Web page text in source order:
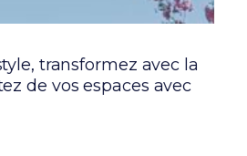
transformez avec la
de vos espaces avec